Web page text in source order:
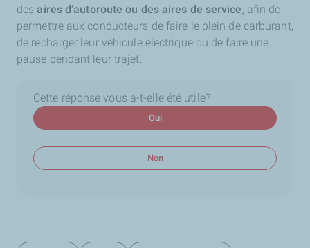
des aires d’autoroute ou des aires de service, afin de
permettre aux conducteurs de faire le plein de carburant,
de recharger leur véhicule électrique ou de faire une
pause pendant leur trajet.
Cette réponse vous a-t-elle été utile?
Oui
Non